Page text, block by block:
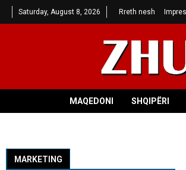
Saturday, August 8, 2026 Rreth nesh
MAQEDONI SHQIPËRI
MARKETING